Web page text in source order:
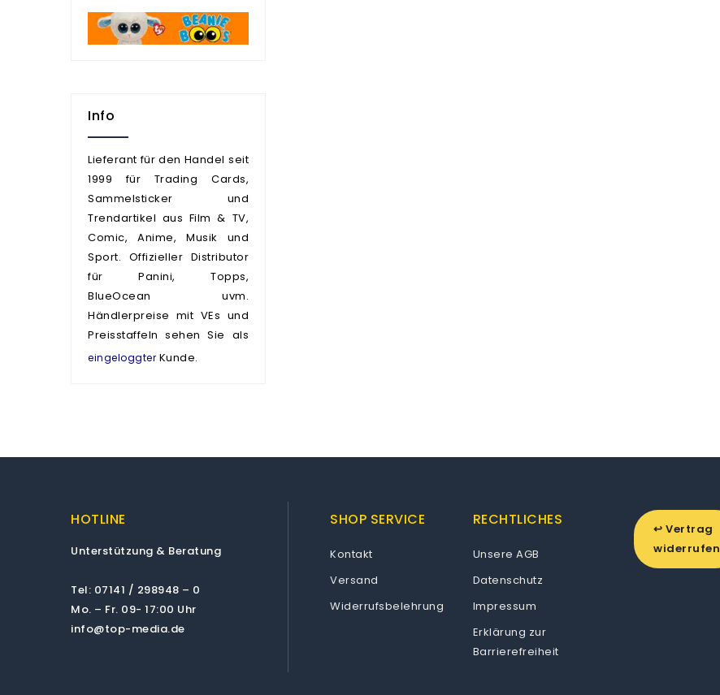
Info
Lieferant für den Handel seit
1999 für Trading Cards,
Sammelsticker und
Trendartikel aus Film & TV,
Comic, Anime, Musik und
Sport. Offizieller Distributor
für Panini, Topps,
BlueOcean uvm.
Händlerpreise mit VEs und
Preisstaffeln sehen Sie als
eingeloggter Kunde.
HOTLINE
Unterstützung & Beratung
Tel: 07141 / 298948 – 0
Mo. – Fr. 09- 17:00 Uhr
info@top-media.de
SHOP SERVICE
Kontakt
Versand
Widerrufsbelehrung
RECHTLICHES
Unsere AGB
Datenschutz
Impressum
Erklärung zur
Barrierefreiheit
↩ Vertrag
widerrufen